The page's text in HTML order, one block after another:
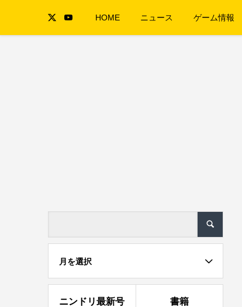
HOME ニュース ゲーム情報
月を選択
ニンドリ最新号 書籍